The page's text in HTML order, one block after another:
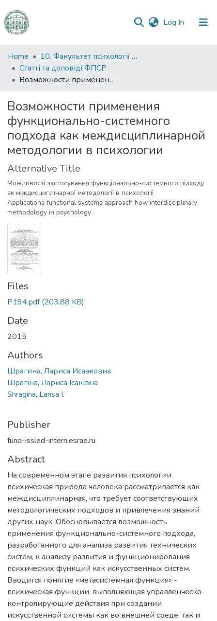
Log In (current)
Communities
&
Collections
Statistics
Home
10. Факультет психології та соціальної роботи
Статті та доповіді ФПСР
Возможности применения функционально-системного подхода как междисциплинарной методологии в психологии
Возможности применения
функционально-системного
подхода как междисциплинарной
методологии в психологии
Alternative Title
Можливості застосування функціонально-системного підходу
як міждисциплінарної методології в психології
Applications functional systems approach how interdisciplinary
methodology in psychology
Files
P194.pdf(203.88 KB)
Date
2015
Authors
Шрагина, Лариса Исааковна
Шрагіна, Лариса Ісаківна
Shragina, Larisa I.
Publisher
fund-issled-intern.esrae.ru
Abstract
На современном этапе развития психологии
психическая природа человека рассматривается как
междисциплинарная, что требует соответствующих
методологических подходов и привлечения знаний
других наук. Обосновывается возможность
применения функционально-системного подхода,
разработанного для анализа развития технических
систем, к анализу развития и функционирования
психических функций как искусственных систем.
Вводится понятие «метасистемная функция» -
психическая функции, выполняющая управленческо-
контролирующие действия при создании
искусственной системы как во внешней среде, так и